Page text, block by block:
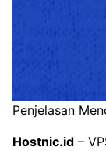
Penjelasan
Hostnic.id –